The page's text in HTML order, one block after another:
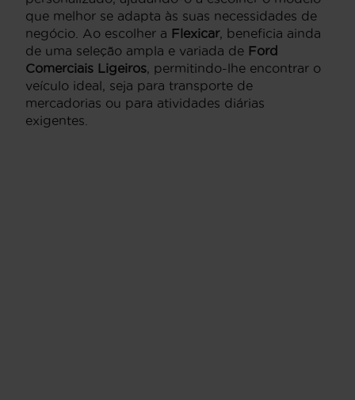
que melhor se adapta às suas necessidades de
negócio. Ao escolher a Flexicar, beneficia ainda
de uma seleção ampla e variada de Ford
Comerciais Ligeiros, permitindo-lhe encontrar o
veículo ideal, seja para transporte de
mercadorias ou para atividades diárias
exigentes.